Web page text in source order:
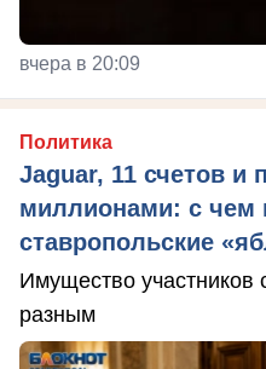
вчера в 20:09
Политика
Jaguar, 11 счетов и
миллионами: с чем
ставропольские
Имущество участников
разным